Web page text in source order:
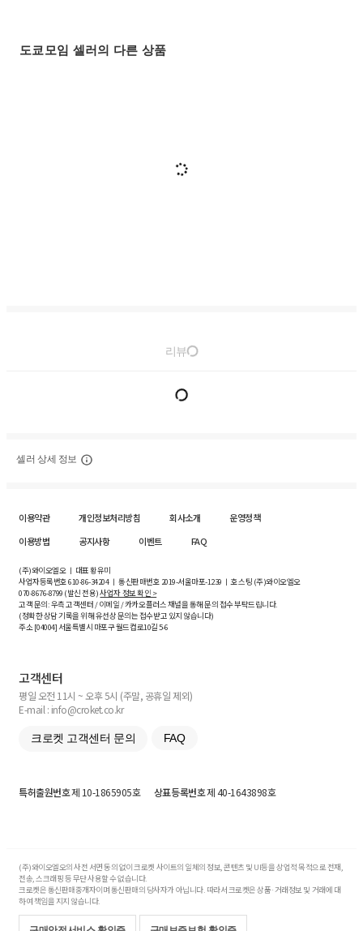
도쿄모임 셀러의 다른 상품
리뷰
셀러 상세 정보
이용약관 개인정보처리방침 회사소개
운영정책
이용방법
공지사항 이벤트 FAQ
(주)와이오엘오 ㅣ 대표 황유미
사업자등록번호610-86-34204ㅣ 통신판매번호 2019-서울마포-1239 ㅣ 호스팅 (주)와이오엘오
070-8676-8799 (발신 전용)사업자 정보 확인 >
고객 문의: 우측 고객센터 / 이메일 / 카카오플러스 채널을 통해 문의 접수 부탁드립니다.
(정확한 상담 기록을 위해 유선상 문의는 접수받고 있지 않습니다)
주소 [04004] 서울특별시 마포구 월드컵로10길5-6
고객센터
평일 오전 11시 ~ 오후 5시 (주말, 공휴일 제외)
E-mail : info@croket.co.kr
크로켓 고객센터 문의 FAQ
특허출원번호제 10-1865905호 상표등록번호제 40-1643898호
(주)와이오엘오의 사전 서면 동의 없이 크로켓 사이트의 일체의 정보, 콘텐츠 및 UI등을 상업적 목적으로 전재,
전송, 스크래핑 등 무단 사용할 수 없습니다.
크로켓은 통신판매중개자이며 통신판매의 당사자가 아닙니다. 따라서 크로켓은 상품·거래정보 및 거래에 대
하여 책임을 지지 않습니다.